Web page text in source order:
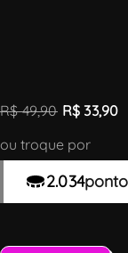
R$49,90 R$ 33,90
ou troque por
2.034